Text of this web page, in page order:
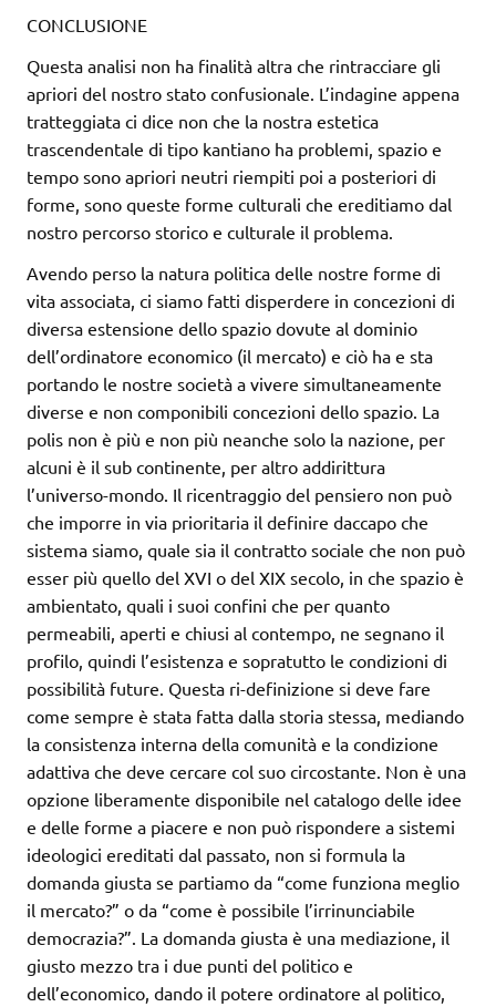
CONCLUSIONE
Questa analisi non ha finalità altra che rintracciare gli
apriori del nostro stato confusionale. L’indagine appena
tratteggiata ci dice non che la nostra estetica
trascendentale di tipo kantiano ha problemi, spazio e
tempo sono apriori neutri riempiti poi a posteriori di
forme, sono queste forme culturali che ereditiamo dal
nostro percorso storico e culturale il problema.
Avendo perso la natura politica delle nostre forme di
vita associata, ci siamo fatti disperdere in concezioni di
diversa estensione dello spazio dovute al dominio
dell’ordinatore economico (il mercato) e ciò ha e sta
portando le nostre società a vivere simultaneamente
diverse e non componibili concezioni dello spazio. La
polis non è più e non più neanche solo la nazione, per
alcuni è il sub continente, per altro addirittura
l’universo-mondo. Il ricentraggio del pensiero non può
che imporre in via prioritaria il definire daccapo che
sistema siamo, quale sia il contratto sociale che non può
esser più quello del XVI o del XIX secolo, in che spazio è
ambientato, quali i suoi confini che per quanto
permeabili, aperti e chiusi al contempo, ne segnano il
profilo, quindi l’esistenza e sopratutto le condizioni di
possibilità future. Questa ri-definizione si deve fare
come sempre è stata fatta dalla storia stessa, mediando
la consistenza interna della comunità e la condizione
adattiva che deve cercare col suo circostante. Non è una
opzione liberamente disponibile nel catalogo delle idee
e delle forme a piacere e non può rispondere a sistemi
ideologici ereditati dal passato, non si formula la
domanda giusta se partiamo da “come funziona meglio
il mercato?” o da “come è possibile l’irrinunciabile
democrazia?”. La domanda giusta è una mediazione, il
giusto mezzo tra i due punti del politico e
dell’economico, dando il potere ordinatore al politico,